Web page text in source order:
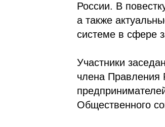
России. В
а также
системе в сфере
Участники
члена Правления
Общественного